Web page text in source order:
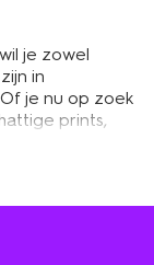
je zowel
in
je nu op zoek
prints,
past. Een